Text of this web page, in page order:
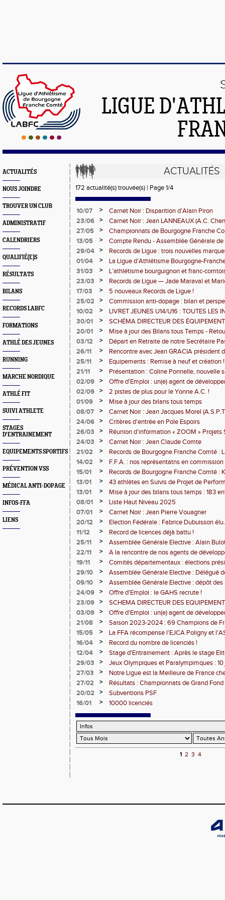
LIGUE
ACTUALITÉS
NOUS JOINDRE
TROUVER UN CLUB
ADMINISTRATIF
CALENDRIERS
QUALIFIÉ(E)S
RÉSULTATS
BILANS
RECORDS LABFC
FORMATIONS
ATHLÉ DES JEUNES
RUNNING
MARCHE NORDIQUE
ATHLÉ FIT
SUIVI ATHLETE
STAGES
D'ENTRAINEMENT
EQUIPEMENTS SPORTIFS
PRÉVENTION VSS
MÉDICAL ANTI-DOPAGE
INFOS-FFA
LIENS
ACTUALITÉS
172 actualité(s) trouvée(s) | Page 1/4
10/07 >
Carnet Noir : Disparition d'Alain Piron
23/06
>
Carnet Noir : Jean LANNEAUX (A.C.
27/05
>
Championnats de Bourgogne Franche
13/05
>
Compte Rendu - Assemblée Générale de
avril 2026
29/04 >
Records de Ligue : trois nouvelles
01/04
>
La Ligue d’Athlétisme Bourgogne-
“Plan Innovation 2026” : entre terroir,
nouveautés !
31/03 >
L’athlétisme bourguignon et franc-
contingent record de 107 athlètes brille
(Salle et Lancers) et 143 en Cross Country.
23/03 >
Records de Ligue — Jade Maraval et
saison hivernale record !
17/03 >
5 nouveaux Records de Ligue !
25/02
>
Commission anti-dopage : bilan et
2026
10/02 >
LIVRET JEUNES U14/U16 : TOUTES LES
2026
30/01 >
SCHÉMA DIRECTEUR DES
FRANCHE-COMTÉ FAIT LE POINT
20/01 >
Mise à jour des Bilans tous Temps -
03/12
>
Départ en Retraite de notre Secrétaire
26/11
>
Rencontre avec Jean GRACIA président
25/11
>
Equipements : Remise à neuf et création !
21/11
>
Présentation : Coline Ponnelle, nouvelle
02/09
>
Offre d'Emploi : un(e) agent de
sportif
02/09 >
2 pistes de plus pour le Yonne A.C. !
01/09
>
Mise à jour des bilans tous temps
08/07
>
Carnet Noir : Jean Jacques Morel
24/06
>
Critères d'entrée en Pole Espoirs
26/03
>
Réunion d’information « ZOOM »
24/03
>
Carnet Noir : Jean Claude Comte
21/02
>
Records de Bourgogne Franche Comté :
800m et le relais JuF de Macon
14/02 >
F.F.A. : nos représentatns en
15/01
>
Records de Bourgogne Franche Comté :
salle
13/01 >
43 athlètes en Suivis de Projet de
13/01
>
Mise à jour des bilans tous temps : 183
08/01
>
Liste Haut Niveau 2025
07/01
>
Carnet Noir : Jean Pierre Vouagner
20/12
>
Election Fédérale : Fabrice Dubuisson élu.
11/12
>
Record de licences déjà battu !
25/11
>
Assemblée Générale Elective : Alain
22/11
>
A la rencontre de nos agents de
19/11
>
Comités départementaux : élections
29/10
>
Assemblée Générale Elective : Délégué
09/10
>
Assemblée Générale Elective : dépôt des
02/11
24/09 >
Offre d'Emploi : le GAHS recrute !
23/09
>
SCHEMA DIRECTEUR DES
BOURGOGNE FRANCHE-COMTE
03/09 >
Offre d'Emploi : un(e) agent de
sportif
21/08 >
Saison 2023-2024 : 69 Champions de
15/05
>
La FFA récompense l'EJCA Poligny et
16/04
>
Record du nombre de licenciés !
12/04
>
Stage d'Entrainement : Après le stage
printemps
29/03 >
Jeux Olympiques et Paralympimques :
27/03
>
Notre Ligue est la Meilleure de France
27/02
>
Résultats : Championnats de Grand
d'Europe des Clubs de Cross Country
20/02 >
Subventions PSF
16/01
> 10000 licenciés
1 2 3 4